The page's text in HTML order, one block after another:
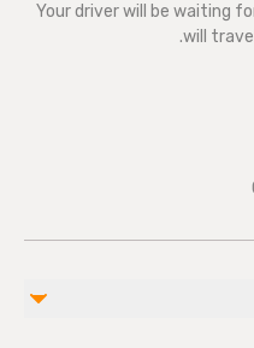
Your driver will be waiting
will